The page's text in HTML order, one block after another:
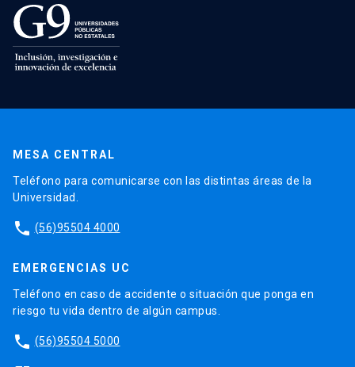
MESA CENTRAL
Teléfono para comunicarse con las distintas áreas de la
Universidad.
phone (56)95504 4000
EMERGENCIAS UC
Teléfono en caso de accidente o situación que ponga en
riesgo tu vida dentro de algún campus.
phone (56)95504 5000